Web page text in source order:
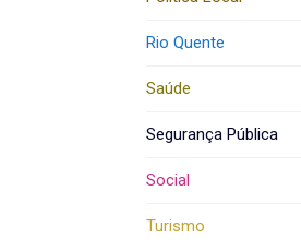
Rio Quente
Saúde
Segurança Pública
Social
Turismo